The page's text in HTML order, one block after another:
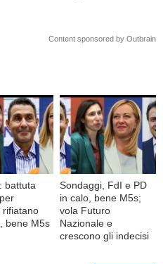
Content sponsored by Outbrain
battuta
rifiatano
bene M5s
Sondaggi, FdI e PD
in calo, bene M5s;
vola Futuro
Nazionale e
crescono gli indecisi